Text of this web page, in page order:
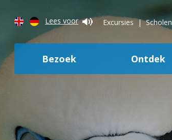
Lees voor Excursies Scholen
Bezoek Ontdek